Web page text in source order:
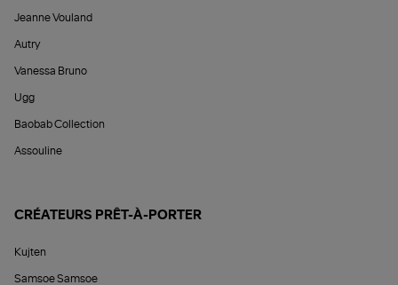
Jeanne Vouland
Autry
Vanessa Bruno
Ugg
Baobab Collection
Assouline
CRÉATEURS PRÊT-À-PORTER
Kujten
Samsoe Samsoe